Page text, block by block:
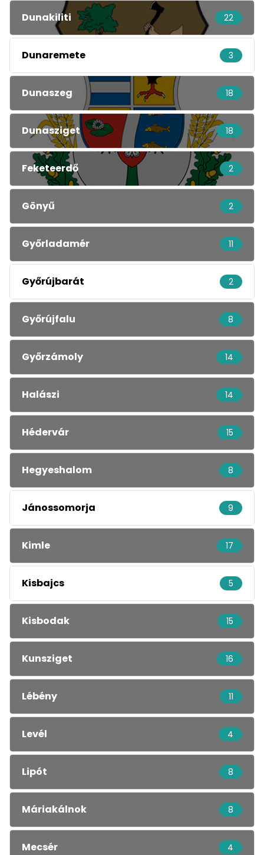
Dunakiliti 22
Dunaremete 3
Dunaszeg 18
Dunasziget 18
Feketeerdő 2
Gönyű 2
Győrladamér 11
Győrújbarát 2
Győrújfalu 8
Győrzámoly 14
Halászi 14
Hédervár 15
Hegyeshalom 8
Jánossomorja 9
Kimle 17
Kisbajcs 5
Kisbodak 15
Kunsziget 16
Lébény 11
Levél 4
Lipót 8
Máriakálnok 8
Mecsér 4